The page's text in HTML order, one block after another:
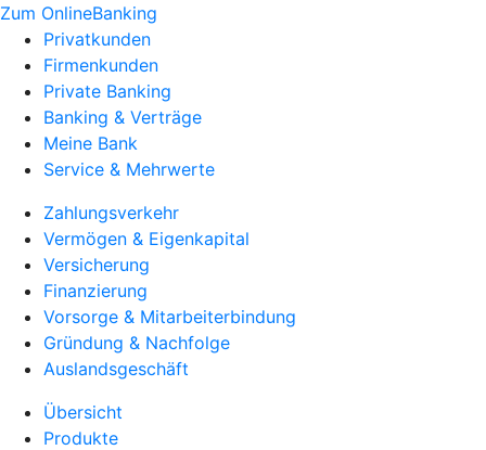
Zum OnlineBanking
Privatkunden
Firmenkunden
Private Banking
Banking & Verträge
Meine Bank
Service & Mehrwerte
Zahlungsverkehr
Vermögen & Eigenkapital
Versicherung
Finanzierung
Vorsorge & Mitarbeiterbindung
Gründung & Nachfolge
Auslandsgeschäft
Übersicht
Produkte